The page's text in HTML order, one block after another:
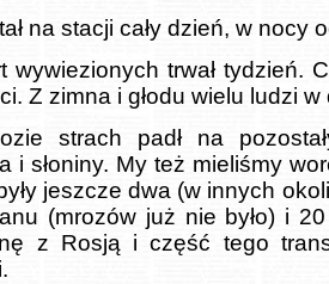
na stacji cały dzień, w nocy
wywiezionych trwał tydzień.
Z zimna i głodu wielu ludzi w
strach padł na
i słoniny. My też mieliśmy
jeszcze dwa (w innych
(mrozów już nie było) i
z Rosją i część tego